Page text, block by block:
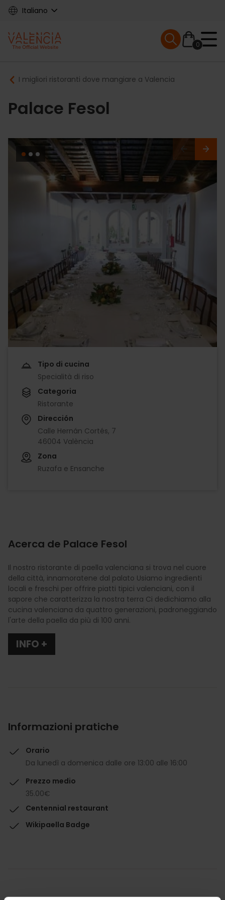
Skip
content
Italiano
Main
navigation
0
Mobile menu
Breadcrumb
I migliori ristoranti dove mangiare a Valencia
Palace Fesol
Tipo di cucina
Specialità di riso
Categoria
Ristorante
Dirección
Calle Hernán Cortés, 7
46004 València
Zona
Ruzafa e Ensanche
Acerca de Palace Fesol
Il nostro ristorante di paella valenciana si trova nel cuore
della città, innamoratene dal palato Usiamo ingredienti
locali e freschi per offrire piatti tipici valenciani, con il
sapore che caratterizza la nostra terra Ci dedichiamo alla
cucina valenciana da quattro generazioni, padroneggiando
l'arte della paella da più di 100 anni.
INFO +
Informazioni pratiche
Orario
Da lunedì a domenica dalle ore 13:00 alle 16:00
Prezzo medio
35.00€
Centennial restaurant
Wikipaella Badge